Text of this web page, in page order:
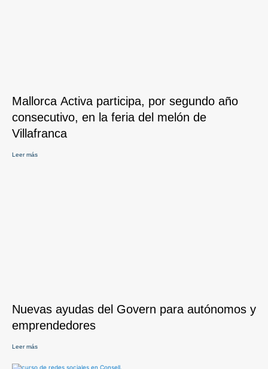
Mallorca Activa participa, por segundo año
consecutivo, en la feria del melón de
Villafranca
Leer más
Nuevas ayudas del Govern para autónomos y
emprendedores
Leer más